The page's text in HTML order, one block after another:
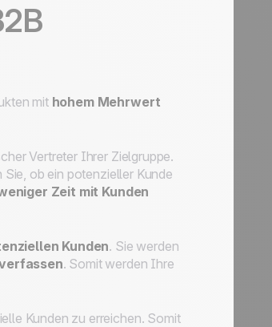
mit hohem Mehrwert
Vertreter Ihrer Zielgruppe.
ob ein potenzieller Kunde
Zeit mit Kunden
Kunden. Sie werden
. Somit werden Ihre
Kunden zu erreichen. Somit